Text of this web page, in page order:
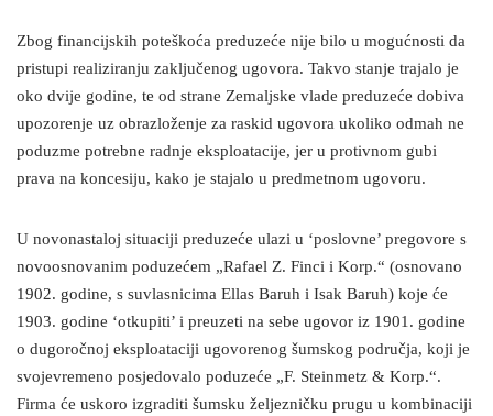
Zbog financijskih poteškoća preduzeće nije bilo u mogućnosti da
pristupi realiziranju zaključenog ugovora. Takvo stanje trajalo je
oko dvije godine, te od strane Zemaljske vlade preduzeće dobiva
upozorenje uz obrazloženje za raskid ugovora ukoliko odmah ne
poduzme potrebne radnje eksploatacije, jer u protivnom gubi
prava na koncesiju, kako je stajalo u predmetnom ugovoru.
U novonastaloj situaciji preduzeće ulazi u ‘poslovne’ pregovore s
novoosnovanim poduzećem „Rafael Z. Finci i Korp.“ (osnovano
1902. godine, s suvlasnicima Ellas Baruh i Isak Baruh) koje će
1903. godine ‘otkupiti’ i preuzeti na sebe ugovor iz 1901. godine
o dugoročnoj eksploataciji ugovorenog šumskog područja, koji je
svojevremeno posjedovalo poduzeće „F. Steinmetz & Korp.“.
Firma će uskoro izgraditi šumsku željezničku prugu u kombinaciji